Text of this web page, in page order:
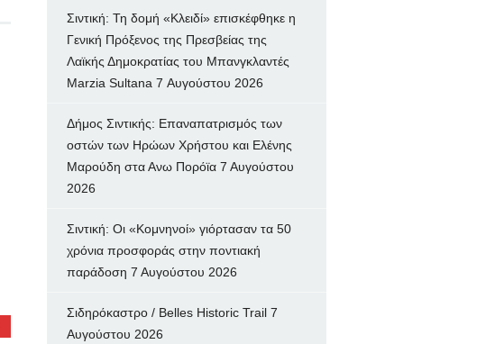
Σιντική: Τη δομή «Κλειδί» επισκέφθηκε η
Γενική Πρόξενος της Πρεσβείας της
Λαϊκής Δημοκρατίας του Μπανγκλαντές
Marzia Sultana 7 Αυγούστου 2026
Δήμος Σιντικής: Επαναπατρισμός των
oστών των Ηρώων Χρήστου και Ελένης
Μαρούδη στα Ανω Πορόϊα 7 Αυγούστου
2026
Σιντική: Οι «Κομνηνοί» γιόρτασαν τα 50
χρόνια προσφοράς στην ποντιακή
παράδοση 7 Αυγούστου 2026
Σιδηρόκαστρο / Belles Historic Trail 7
Αυγούστου 2026